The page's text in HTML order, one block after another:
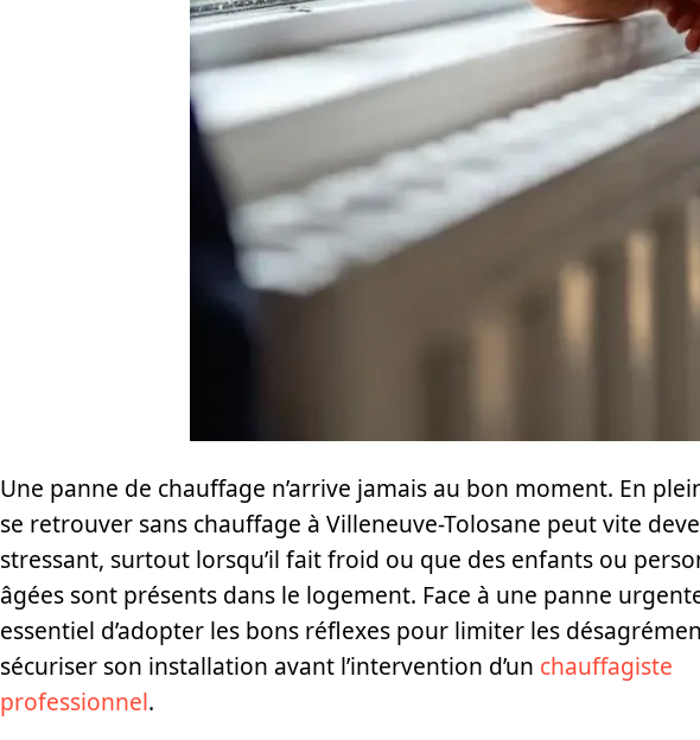
Une panne de chauffage n’arrive jamais au bon moment. En
se retrouver sans chauffage à Villeneuve-Tolosane peut vite
stressant, surtout lorsqu’il fait froid ou que des enfants ou
âgées sont présents dans le logement. Face à une panne
essentiel d’adopter les bons réflexes pour limiter les
sécuriser son installation avant l’intervention d’un chauffagiste
professionnel.